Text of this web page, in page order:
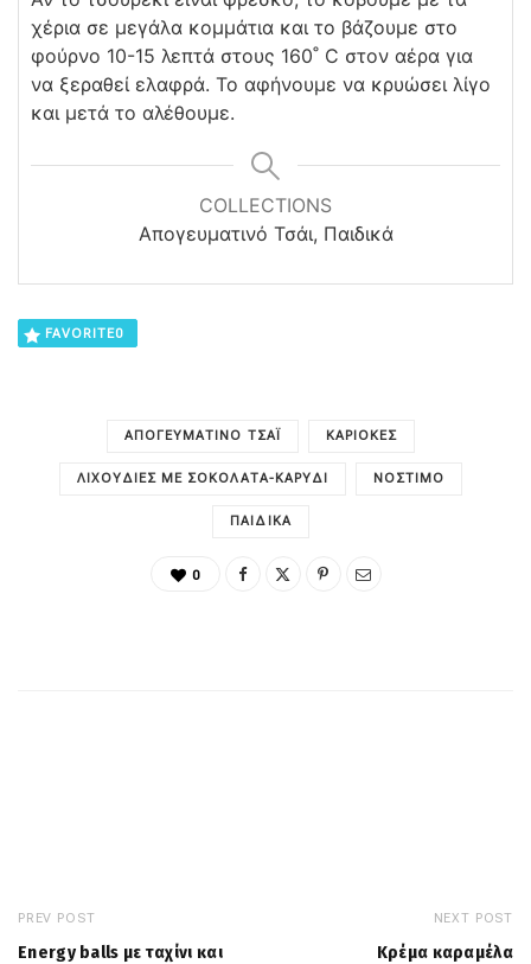
χέρια σε μεγάλα κομμάτια και το βάζουμε στο
φούρνο 10-15 λεπτά στους 160˚ C στον αέρα για
να ξεραθεί ελαφρά. Το αφήνουμε να κρυώσει λίγο
και μετά το αλέθουμε.
COLLECTIONS
Απογευματινό Τσάι, Παιδικά
FAVORITE0
ΑΠΟΓΕΥΜΑΤΙΝΌ ΤΣΆΙ ΚΑΡΙΌΚΕΣ
ΛΙΧΟΥΔΙΈΣ ΜΕ ΣΟΚΟΛΆΤΑ-ΚΑΡΎΔΙ ΝΌΣΤΙΜΟ
ΠΑΙΔΙΚΑ
0
PREV POST
Energy balls με ταχίνι και
NEXT POST
Κρέμα καραμέλα